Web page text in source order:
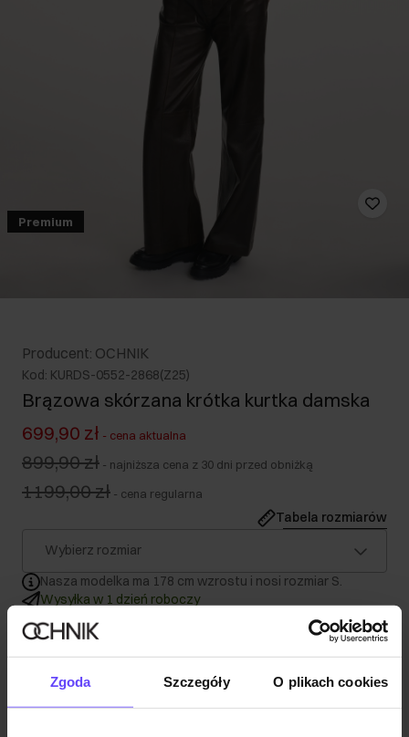
Zgoda Szczegóły O plikach cookies
Premium
Producent: OCHNIK
Kod: KURDS-0552-2868(Z25)
Brązowa skórzana krótka kurtka damska
699,90 zł - cena aktualna
899,90 zł - najniższa cena z 30 dni przed obniżką
1199,00 zł - cena regularna
Tabela rozmiarów
Wybierz rozmiar
Nasza modelka ma 178 cm wzrostu i nosi rozmiar S.
Wysyłka w 1 dzień roboczy
Opis produktu
Szczegóły